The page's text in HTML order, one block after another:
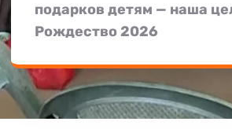
подарков детям — наша
Рождество 2026